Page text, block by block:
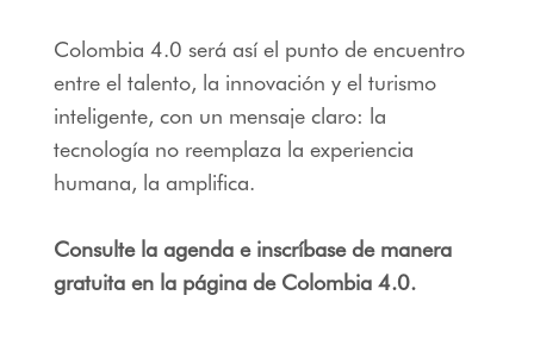
Colombia 4.0 será así el punto de encuentro
entre el talento, la innovación y el turismo
inteligente, con un mensaje claro: la
tecnología no reemplaza la experiencia
humana, la amplifica.
Consulte la agenda e inscríbase de manera
gratuita en la página de Colombia 4.0.